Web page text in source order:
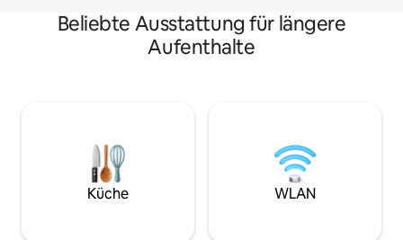
Beliebte Ausstattung für längere
Aufenthalte
Küche WLAN